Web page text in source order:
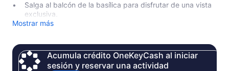
Salga al balcón de la basílica para disfrutar de una vista
exclusiva.
Mostrar más
Acumula crédito OneKeyCash al iniciar
sesión y reservar una actividad